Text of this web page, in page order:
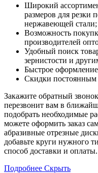
Широкий
размеров для резки
нержавеющей стали;
Возможность
производителей
Удобный поиск
зернистости и
Быстрое оформление
Скидки постоянным
Закажите обратный
перезвонит вам в
подобрать необходимые
можете оформить заказ
абразивные отрезные
добавьте круги нужного
способ доставки и оплаты.
Подробнее Скрыть